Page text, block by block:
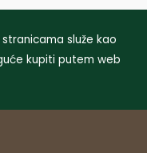
služe kao
kupiti putem web